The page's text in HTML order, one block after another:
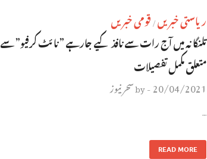
ریاستی خبریں / قومی خبریں
تلنگانہ میں آج رات سے نافذ کیے جارہے ” نائٹ کرفیو” سے
متعلق مکمل تفصیلات
20/04/2021
-
byسحر نیوز
…
READ MORE